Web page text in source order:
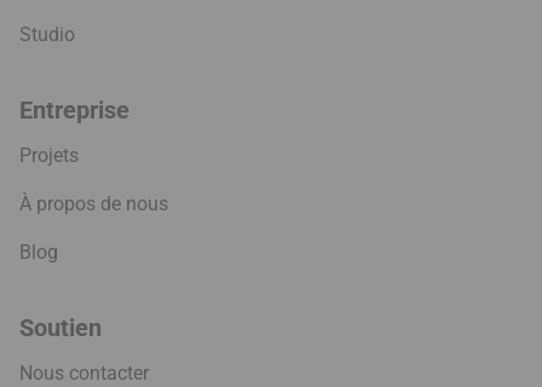
Studio
Entreprise
Projets
À propos de nous
Blog
Soutien
Nous contacter